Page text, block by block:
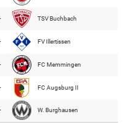
TSV Buchbach
FV Illertissen
FC Memmingen
FC Augsburg II
W. Burghausen